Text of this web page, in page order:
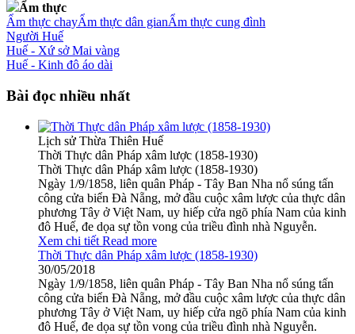
Ẩm thực
Ẩm thực chayẨm thực dân gianẨm thực cung đình
Người Huế
Huế - Xứ sở Mai vàng
Huế - Kinh đô áo dài
Bài đọc nhiều nhất
Lịch sử Thừa Thiên Huế
Thời Thực dân Pháp xâm lược (1858-1930)
Thời Thực dân Pháp xâm lược (1858-1930)
Ngày 1/9/1858, liên quân Pháp - Tây Ban Nha nổ súng tấn
công cửa biển Đà Nẵng, mở đầu cuộc xâm lược của thực dân
phương Tây ở Việt Nam, uy hiếp cửa ngõ phía Nam của kinh
đô Huế, đe dọa sự tồn vong của triều đình nhà Nguyễn.
Xem chi tiết Read more
Thời Thực dân Pháp xâm lược (1858-1930)
30/05/2018
Ngày 1/9/1858, liên quân Pháp - Tây Ban Nha nổ súng tấn
công cửa biển Đà Nẵng, mở đầu cuộc xâm lược của thực dân
phương Tây ở Việt Nam, uy hiếp cửa ngõ phía Nam của kinh
đô Huế, đe dọa sự tồn vong của triều đình nhà Nguyễn.